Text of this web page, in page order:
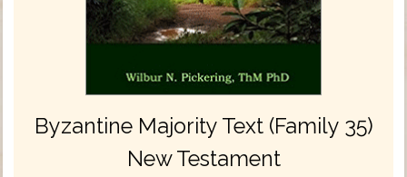
Byzantine Majority Text (Family 35)
New Testament